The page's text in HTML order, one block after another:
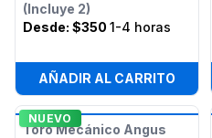
(Incluye 2)
Desde: $350 1-4 horas
AÑADIR AL CARRITO
NUEVO
Toro Mecánico Angus